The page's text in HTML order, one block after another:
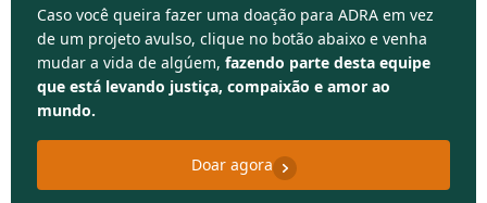
Caso você queira fazer uma doação para ADRA em vez
de um projeto avulso, clique no botão abaixo e venha
mudar a vida de algúem, fazendo parte desta equipe
que está levando justiça, compaixão e amor ao
mundo.
Doar agora